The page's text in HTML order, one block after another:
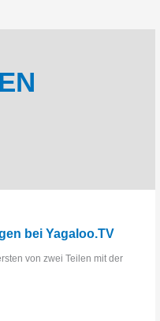
bei Yagaloo.TV
von zwei Teilen mit der